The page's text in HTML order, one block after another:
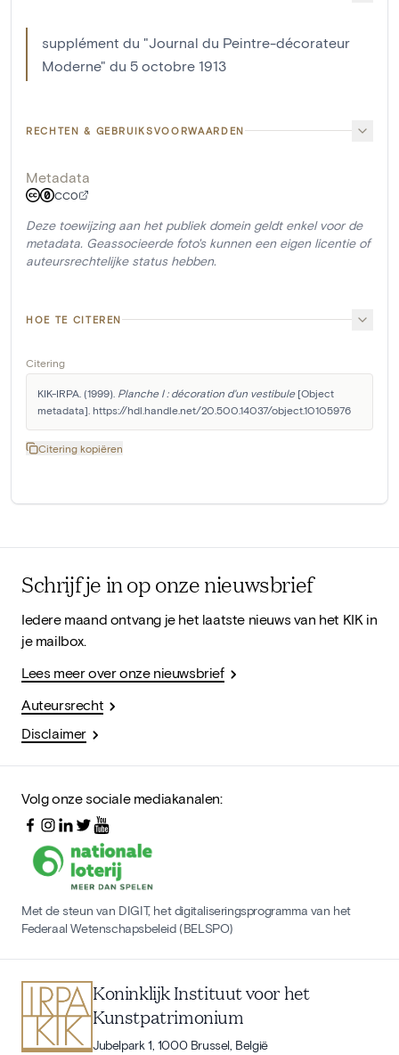
supplément du "Journal du Peintre-décorateur
Moderne" du 5 octobre 1913
RECHTEN & GEBRUIKSVOORWAARDEN
Metadata
CC0
Deze toewijzing aan het publiek domein geldt enkel voor de
metadata. Geassocieerde foto's kunnen een eigen licentie of
auteursrechtelijke status hebben.
HOE TE CITEREN
Citering
KIK-IRPA. (1999). Planche I : décoration d'un vestibule [Object
metadata]. https://hdl.handle.net/20.500.14037/object.10105976
Citering kopiëren
Schrijf je in op onze nieuwsbrief
Iedere maand ontvang je het laatste nieuws van het KIK in
je mailbox.
Lees meer over onze nieuwsbrief
Auteursrecht
Disclaimer
Volg onze sociale mediakanalen:
Met de steun van DIGIT, het digitaliseringsprogramma van het
Federaal Wetenschapsbeleid (BELSPO)
Koninklijk Instituut voor het
Kunstpatrimonium
Jubelpark 1, 1000 Brussel, België